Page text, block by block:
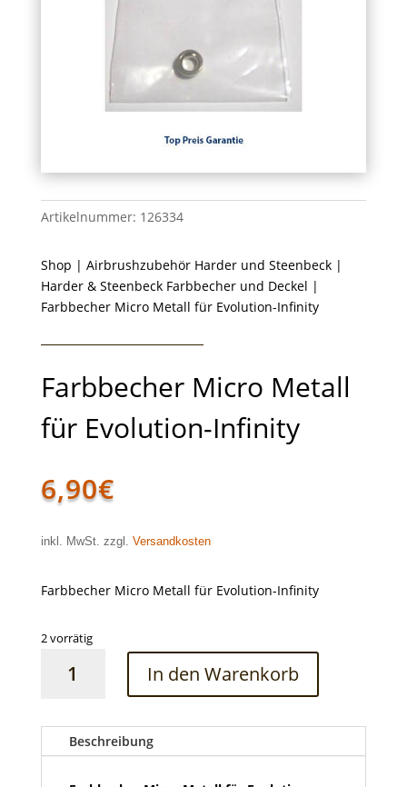
Artikelnummer: 126334
Shop | Airbrushzubehör Harder und Steenbeck|
Harder & Steenbeck Farbbecher und Deckel |
Farbbecher Micro Metall für Evolution-Infinity
Farbbecher Micro Metall
für Evolution-Infinity
6,90€
inkl. MwSt. zzgl. Versandkosten
Farbbecher Micro Metall für Evolution-Infinity
2 vorrätig
Micro
Evolution-
In den Warenkorb
Beschreibung